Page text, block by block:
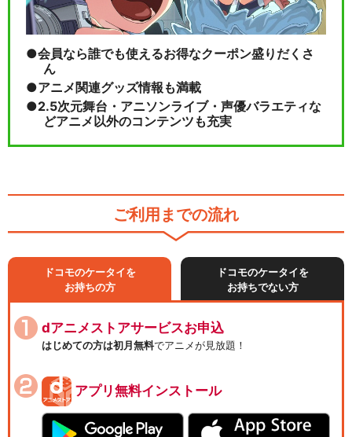
会員なら誰でも使えるお得なクーポン盛りだくさ
ん
アニメ関連グッズ情報も満載
2.5次元舞台・アニソンライブ・声優バラエティな
どアニメ以外のコンテンツも充実
ご利用までの流れ
ドコモのケータイを
お持ちの方
ドコモのケータイを
お持ちでない方
dアニメストアサービスお申込
はじめての方は初月無料でアニメが見放題！
アプリ無料インストール